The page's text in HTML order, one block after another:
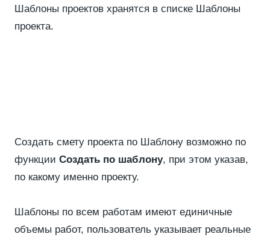
Шаблоны проектов хранятся в списке Шаблоны
проекта.
Создать смету проекта по Шаблону возможно по
функции Создать по шаблону, при этом указав,
по какому именно проекту.
Шаблоны по всем работам имеют единичные
объемы работ, пользователь указывает реальные